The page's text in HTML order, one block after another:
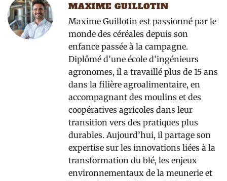
MAXIME GUILLOTIN
Maxime Guillotin est passionné par le
monde des céréales depuis son
enfance passée à la campagne.
Diplômé d’une école d’ingénieurs
agronomes, il a travaillé plus de 15 ans
dans la filière agroalimentaire, en
accompagnant des moulins et des
coopératives agricoles dans leur
transition vers des pratiques plus
durables. Aujourd’hui, il partage son
expertise sur les innovations liées à la
transformation du blé, les enjeux
environnementaux de la meunerie et